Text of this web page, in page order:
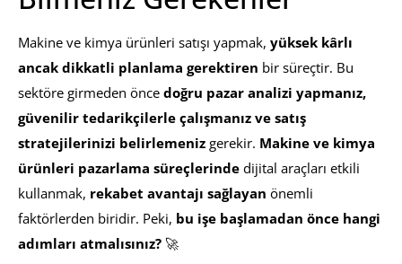
Makine ve kimya ürünleri satışı yapmak, yüksek kârlı
ancak dikkatli planlama gerektiren bir süreçtir. Bu
sektöre girmeden önce doğru pazar analizi yapmanız,
güvenilir tedarikçilerle çalışmanız ve satış
stratejilerinizi belirlemeniz gerekir. Makine ve kimya
ürünleri pazarlama süreçlerinde dijital araçları etkili
kullanmak, rekabet avantajı sağlayan önemli
faktörlerden biridir. Peki, bu işe başlamadan önce hangi
adımları atmalısınız? 🚀